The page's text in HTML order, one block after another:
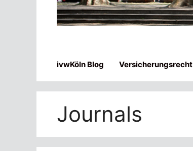
ivwKöln Blog Versicherungsrecht
Journals